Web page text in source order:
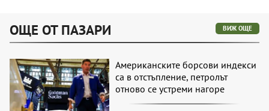
ОЩЕ ОТ ПАЗАРИ ВИЖ ОЩЕ
Американските борсови индекси
са в отстъпление, петролът
отново се устреми нагоре